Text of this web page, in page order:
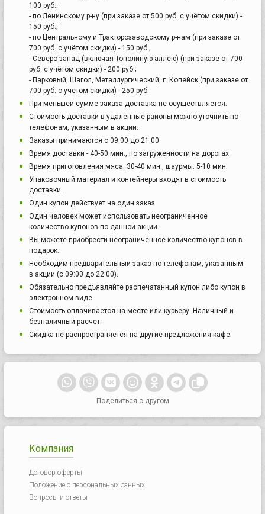
100 руб.;
- по Ленинскому р-ну (при заказе от 500 руб. с учётом скидки) -
150 руб.;
- по Центральному и Тракторозаводскому р-нам (при заказе от
700 руб. с учётом скидки) - 150 руб.;
- Северо-запад (включая Тополиную аллею) (при заказе от 700
руб. с учётом скидки) - 200 руб.;
- Парковый, Шагол, Металлургический, г. Копейск (при заказе от
700 руб. с учётом скидки) - 250 руб.
При меньшей сумме заказа доставка не осуществляется.
Стоимость доставки в удалённые районы можно уточнить по
телефонам, указанным в акции.
Заказы принимаются с 09:00 до 21:00.
Время доставки - 40-50 мин., по загруженности на дорогах.
Время приготовления мяса: 30-40 мин., шаурмы: 5-10 мин.
Упаковочный материал и контейнеры входят в стоимость
доставки.
Один купон действует на один заказ.
Один человек может использовать неограниченное
количество купонов по данной акции.
Вы можете приобрести неограниченное количество купонов в
подарок.
Необходим предварительный заказ по телефонам, указанным
в акции (с 09:00 до 22:00).
Обязательно предъявляйте распечатанный купон либо купон в
электронном виде.
Стоимость оплачивается на месте или курьеру. Наличный и
безналичный расчет.
Скидка не распространяется на другие предложения кафе.
Поделиться с другом
Компания
Договор оферты
Положение о персональных данных
Вопросы и ответы